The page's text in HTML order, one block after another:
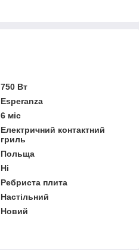
750 Вт
Esperanza
6 міс
Електричний контактний
гриль
Польща
Ні
Ребриста плита
Настільний
Новий